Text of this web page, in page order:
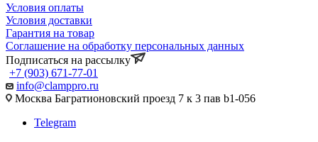
Условия оплаты
Условия доставки
Гарантия на товар
Соглашение на обработку персональных данных
Подписаться на рассылку
+7 (903) 671-77-01
info@clamppro.ru
Москва Багратионовский проезд 7 к 3 пав b1-056
Telegram